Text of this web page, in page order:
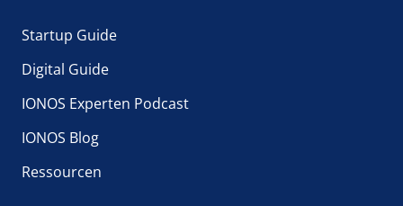
Startup Guide
Digital Guide
IONOS Experten Podcast
IONOS Blog
Ressourcen